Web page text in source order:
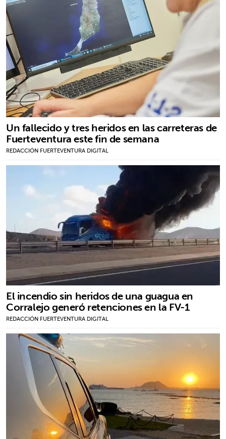
Un fallecido y tres heridos en las carreteras de
Fuerteventura este fin de semana
REDACCIÓN FUERTEVENTURA DIGITAL
El incendio sin heridos de una guagua en
Corralejo generó retenciones en la FV-1
REDACCIÓN FUERTEVENTURA DIGITAL